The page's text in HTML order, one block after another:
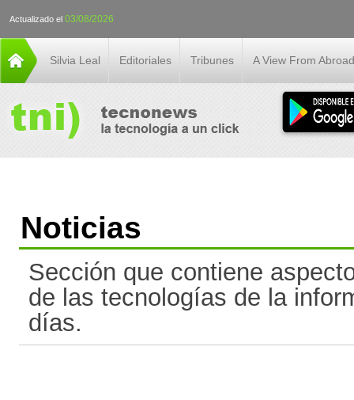
Actualizado el 03/08/2026
Silvia Leal Editoriales Tribunes A View From Abroad
Noticias
Sección que contiene
de las tecnologías de la
días.